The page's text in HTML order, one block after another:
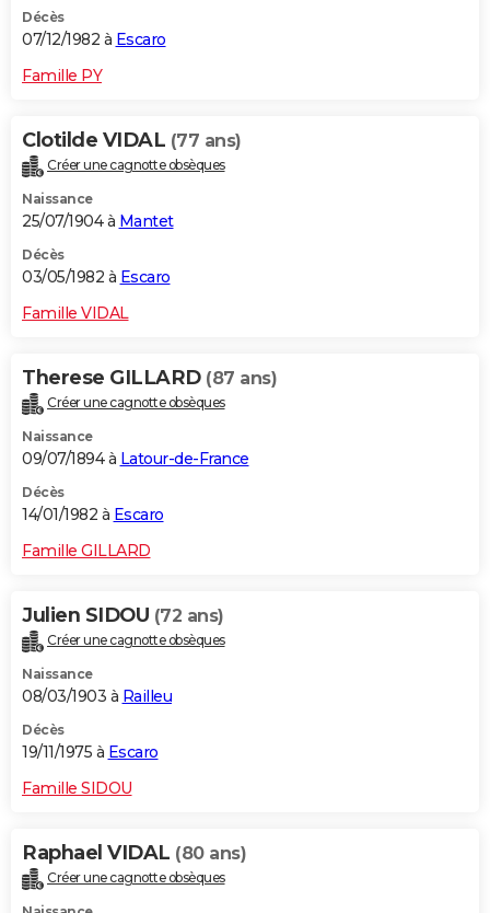
Décès
07/12/1982 à Escaro
Famille PY
Clotilde VIDAL (77 ans)
Créer une cagnotte obsèques
Naissance
25/07/1904 à Mantet
Décès
03/05/1982 à Escaro
Famille VIDAL
Therese GILLARD (87 ans)
Créer une cagnotte obsèques
Naissance
09/07/1894 à Latour-de-France
Décès
14/01/1982 à Escaro
Famille GILLARD
Julien SIDOU (72 ans)
Créer une cagnotte obsèques
Naissance
08/03/1903 à Railleu
Décès
19/11/1975 à Escaro
Famille SIDOU
Raphael VIDAL (80 ans)
Créer une cagnotte obsèques